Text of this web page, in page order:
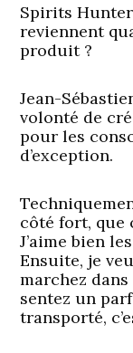
Spirits
reviennent
produit ?
Jean-
volonté de
pour les
d’exception.
côté fort, que
J’aime bien
Ensuite, je
marchez
sentez un
transporté,